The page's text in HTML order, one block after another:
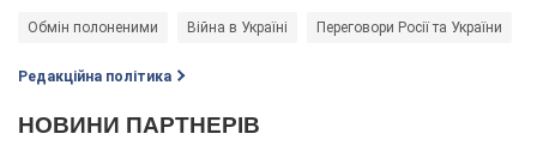
Обмін полоненими Війна в Україні Переговори Росії та України
Редакційна політика